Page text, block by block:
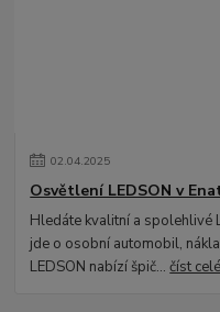
02.04.2025
Osvětlení LEDSON v
Hledáte kvalitní a spolehlivé
jde o osobní automobil,
LEDSON nabízí špič...číst celé